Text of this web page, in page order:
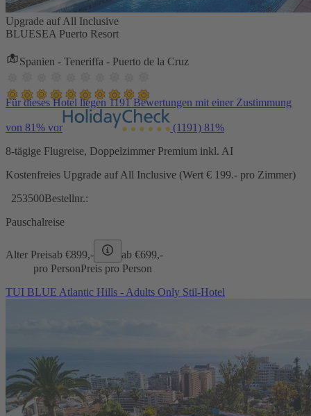
Upgrade auf All Inclusive
BLUESEA Puerto Resort
Spanien - Teneriffa - Puerto de la Cruz
Für dieses Hotel liegen 1191 Bewertungen mit einer Zustimmung
von 81% vor (1191) 81%
8-tägige Flugreise, Doppelzimmer Premium inkl. AI
Kostenfreies Upgrade auf All Inclusive (Wert € 199.- pro Zimmer)
253500Bestellnr.:
Pauschalreise
Alter Preisab €899,- ab €699,-
pro PersonPreis pro Person
TUI BLUE Atlantic Hills - Adults Only Stil-Hotel